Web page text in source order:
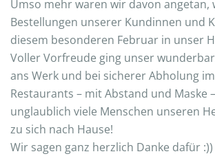
Umso mehr waren wir davon angetan,
Bestellungen unserer Kundinnen und
diesem besonderen Februar in unser
Voller Vorfreude ging unser
ans Werk und bei sicherer Abholung
Restaurants – mit Abstand und Maske
unglaublich viele Menschen unseren
zu sich nach Hause!
Wir sagen ganz herzlich Danke dafür :))